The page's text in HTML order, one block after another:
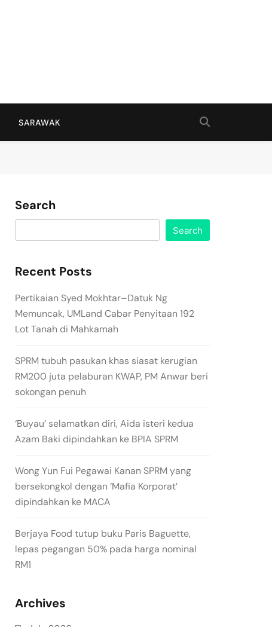
SARAWAK
Search
Search
Recent Posts
Pertikaian Syed Mokhtar–Datuk Ng
Memuncak, UMLand Cabar Penyitaan 192
Lot Tanah di Mahkamah
SPRM tubuh pasukan khas siasat kerugian
RM200 juta pelaburan KWAP, PM Anwar beri
sokongan penuh
‘Buyau’ selamatkan diri, Aida isteri kedua
Azam Baki dipindahkan ke BPIA SPRM
Wong Yun Fui Pegawai Kanan SPRM yang
bersekongkol dengan ‘Mafia Korporat’
dipindahkan ke MACA
Berjaya Food tutup buku Paris Baguette,
lepas pegangan 50% pada harga nominal
RM1
Archives